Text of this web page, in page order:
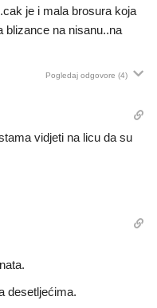
je i mala brosura koja
blizance na nisanu..na
Pogledaj odgovore (4)
vidjeti na licu da su
desetljećima.